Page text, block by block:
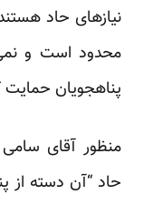
نیازهای حاد
محدود است و
پناهجویان حمایت
منظور آقای سامی
حاد “آن دسته از